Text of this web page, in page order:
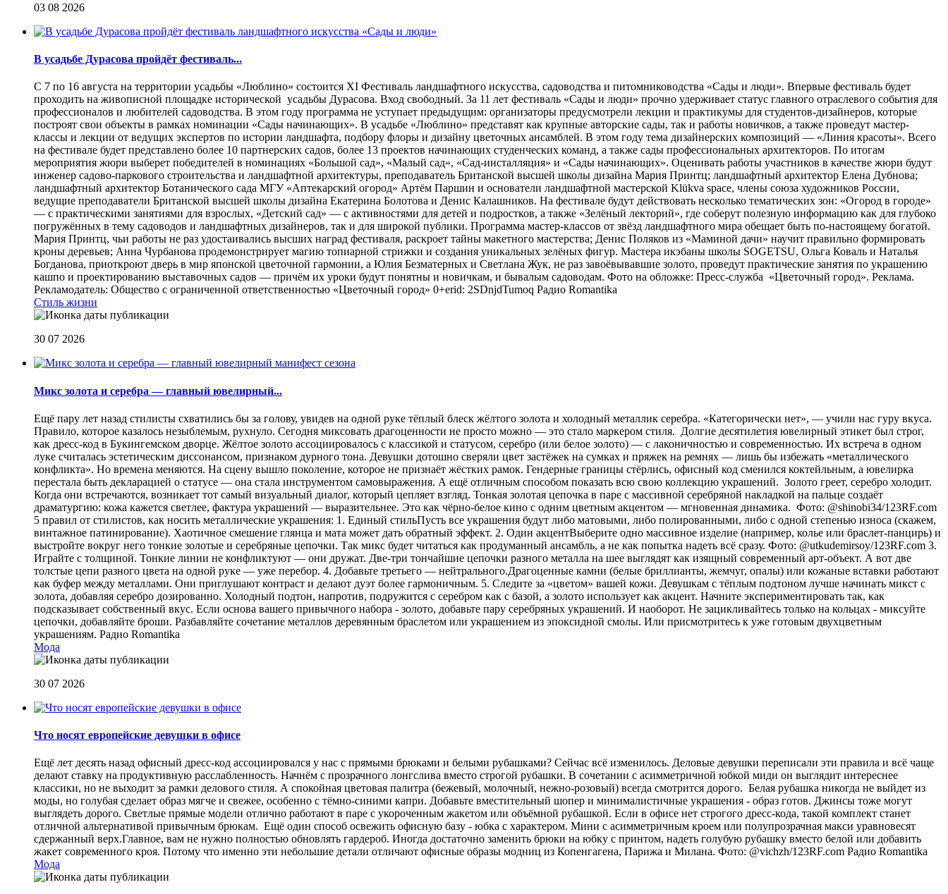
03 08 2026
В усадьбе Дурасова пройдёт фестиваль...
С 7 по 16 августа на территории усадьбы «Люблино» состоится XI Фестиваль ландшафтного искусства, садоводства и питомниководства «Сады и люди». Впервые фестиваль будет
проходить на живописной площадке исторической усадьбы Дурасова. Вход свободный. За 11 лет фестиваль «Сады и люди» прочно удерживает статус главного отраслевого события для
профессионалов и любителей садоводства. В этом году программа не уступает предыдущим: организаторы предусмотрели лекции и практикумы для студентов-дизайнеров, которые
построят свои объекты в рамках номинации «Сады начинающих». В усадьбе «Люблино» представят как крупные авторские сады, так и работы новичков, а также проведут мастер-
классы и лекции от ведущих экспертов по истории ландшафта, подбору флоры и дизайну цветочных ансамблей. В этом году тема дизайнерских композиций — «Линия красоты». Всего
на фестивале будет представлено более 10 партнерских садов, более 13 проектов начинающих студенческих команд, а также сады профессиональных архитекторов. По итогам
мероприятия жюри выберет победителей в номинациях «Большой сад», «Малый сад», «Сад-инсталляция» и «Сады начинающих». Оценивать работы участников в качестве жюри будут
инженер садово-паркового строительства и ландшафтной архитектуры, преподаватель Британской высшей школы дизайна Мария Принтц; ландшафтный архитектор Елена Дубнова;
ландшафтный архитектор Ботанического сада МГУ «Аптекарский огород» Артём Паршин и основатели ландшафтной мастерской Klükva space, члены союза художников России,
ведущие преподаватели Британской высшей школы дизайна Екатерина Болотова и Денис Калашников. На фестивале будут действовать несколько тематических зон: «Огород в городе»
— с практическими занятиями для взрослых, «Детский сад» — с активностями для детей и подростков, а также «Зелёный лекторий», где соберут полезную информацию как для глубоко
погружённых в тему садоводов и ландшафтных дизайнеров, так и для широкой публики. Программа мастер-классов от звёзд ландшафтного мира обещает быть по-настоящему богатой.
Мария Принтц, чьи работы не раз удостаивались высших наград фестиваля, раскроет тайны макетного мастерства; Денис Поляков из «Маминой дачи» научит правильно формировать
кроны деревьев; Анна Чурбанова продемонстрирует магию топиарной стрижки и создания уникальных зелёных фигур. Мастера икэбаны школы SOGETSU, Ольга Коваль и Наталья
Богданова, приоткроют дверь в мир японской цветочной гармонии, а Юлия Безматерных и Светлана Жук, не раз завоёвывавшие золото, проведут практические занятия по украшению
кашпо и проектированию выставочных садов — причём их уроки будут понятны и новичкам, и бывалым садоводам. Фото на обложке: Пресс-служба «Цветочный город». Реклама.
Рекламодатель: Общество с ограниченной ответственностью «Цветочный город» 0+erid: 2SDnjdTumoq Радио Romantika
Стиль жизни
30 07 2026
Микс золота и серебра — главный ювелирный...
Ещё пару лет назад стилисты схватились бы за голову, увидев на одной руке тёплый блеск жёлтого золота и холодный металлик серебра. «Категорически нет», — учили нас гуру вкуса.
Правило, которое казалось незыблемым, рухнуло. Сегодня миксовать драгоценности не просто можно — это стало маркером стиля. Долгие десятилетия ювелирный этикет был строг,
как дресс-код в Букингемском дворце. Жёлтое золото ассоциировалось с классикой и статусом, серебро (или белое золото) — с лаконичностью и современностью. Их встреча в одном
луке считалась эстетическим диссонансом, признаком дурного тона. Девушки дотошно сверяли цвет застёжек на сумках и пряжек на ремнях — лишь бы избежать «металлического
конфликта». Но времена меняются. На сцену вышло поколение, которое не признаёт жёстких рамок. Гендерные границы стёрлись, офисный код сменился коктейльным, а ювелирка
перестала быть декларацией о статусе — она стала инструментом самовыражения. А ещё отличным способом показать всю свою коллекцию украшений. Золото греет, серебро холодит.
Когда они встречаются, возникает тот самый визуальный диалог, который цепляет взгляд. Тонкая золотая цепочка в паре с массивной серебряной накладкой на пальце создаёт
драматургию: кожа кажется светлее, фактура украшений — выразительнее. Это как чёрно-белое кино с одним цветным акцентом — мгновенная динамика. Фото: @shinobi34/123RF.com
5 правил от стилистов, как носить металлические украшения: 1. Единый стильПусть все украшения будут либо матовыми, либо полированными, либо с одной степенью износа (скажем,
винтажное патинирование). Хаотичное смешение глянца и мата может дать обратный эффект. 2. Один акцентВыберите одно массивное изделие (например, колье или браслет-панцирь) и
выстройте вокруг него тонкие золотые и серебряные цепочки. Так микс будет читаться как продуманный ансамбль, а не как попытка надеть всё сразу. Фото: @utkudemirsoy/123RF.com 3.
Играйте с толщиной. Тонкие линии не конфликтуют — они дружат. Две-три тончайшие цепочки разного металла на шее выглядят как изящный современный арт-объект. А вот две
толстые цепи разного цвета на одной руке — уже перебор. 4. Добавьте третьего — нейтрального.Драгоценные камни (белые бриллианты, жемчуг, опалы) или кожаные вставки работают
как буфер между металлами. Они приглушают контраст и делают дуэт более гармоничным. 5. Следите за «цветом» вашей кожи. Девушкам с тёплым подтоном лучше начинать микст с
золота, добавляя серебро дозированно. Холодный подтон, напротив, подружится с серебром как с базой, а золото использует как акцент. Начните экспериментировать так, как
подсказывает собственный вкус. Если основа вашего привычного набора - золото, добавьте пару серебряных украшений. И наоборот. Не зацикливайтесь только на кольцах - миксуйте
цепочки, добавляйте броши. Разбавляйте сочетание металлов деревянным браслетом или украшением из эпоксидной смолы. Или присмотритесь к уже готовым двухцветным
украшениям. Радио Romantika
Мода
30 07 2026
Что носят европейские девушки в офисе
Ещё лет десять назад офисный дресс-код ассоциировался у нас с прямыми брюками и белыми рубашками? Сейчас всё изменилось. Деловые девушки переписали эти правила и всё чаще
делают ставку на продуктивную расслабленность. Начнём с прозрачного лонгслива вместо строгой рубашки. В сочетании с асимметричной юбкой миди он выглядит интереснее
классики, но не выходит за рамки делового стиля. А спокойная цветовая палитра (бежевый, молочный, нежно-розовый) всегда смотрится дорого. Белая рубашка никогда не выйдет из
моды, но голубая сделает образ мягче и свежее, особенно с тёмно-синими капри. Добавьте вместительный шопер и минималистичные украшения - образ готов. Джинсы тоже могут
выглядеть дорого. Светлые прямые модели отлично работают в паре с укороченным жакетом или объёмной рубашкой. Если в офисе нет строгого дресс-кода, такой комплект станет
отличной альтернативой привычным брюкам. Ещё один способ освежить офисную базу - юбка с характером. Мини с асимметричным кроем или полупрозрачная макси уравновесят
сдержанный верх.Главное, вам не нужно полностью обновлять гардероб. Иногда достаточно заменить брюки на юбку с принтом, надеть голубую рубашку вместо белой или добавить
жакет современного кроя. Потому что именно эти небольшие детали отличают офисные образы модниц из Копенгагена, Парижа и Милана. Фото: @vichzh/123RF.com Радио Romantika
Мода